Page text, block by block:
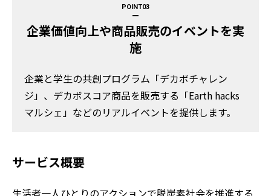
POINT
企業価値向上や商品販売のイベントを実
施
企業と学生の共創プログラム「デカボチャレン
ジ」、デカボスコア商品を販売する「Earth hacks
マルシェ」などのリアルイベントを提供します。
サービス概要